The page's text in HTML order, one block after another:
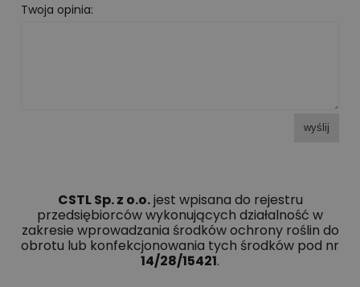
Twoja opinia:
wyślij
CSTL Sp. z o.o.jest wpisana do rejestru
przedsiębiorców wykonujących działalność w
zakresie wprowadzania środków ochrony roślin do
obrotu lub konfekcjonowania tych środków pod nr
14/28/15421.